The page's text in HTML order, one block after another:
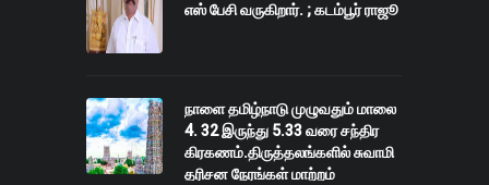
எஸ் பேசி வருகிறார். ; கடம்பூர் ராஜூ
நாளை தமிழ்நாடு முழுவதும் மாலை
4. 32 இருந்து 5.33 வரை சந்திர
கிரகணம்.திருத்தலங்களில் சுவாமி
தரிசன நேரங்கள் மாற்றம்